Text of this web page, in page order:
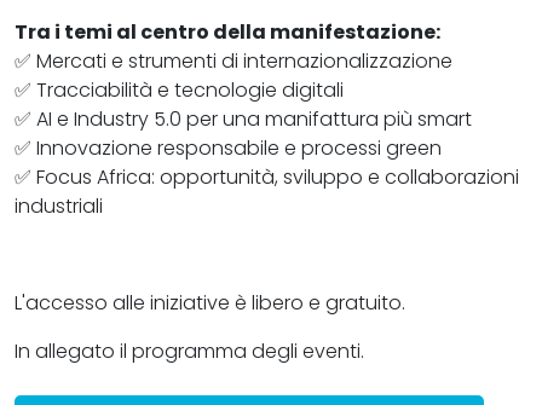
Tra i temi al centro della manifestazione:
✅ Mercati e strumenti di internazionalizzazione
✅ Tracciabilità e tecnologie digitali
✅ AI e Industry 5.0 per una manifattura più smart
✅ Innovazione responsabile e processi green
✅ Focus Africa: opportunità, sviluppo e collaborazioni
industriali
L'accesso alle iniziative è libero e gratuito.
In allegato il programma degli eventi.